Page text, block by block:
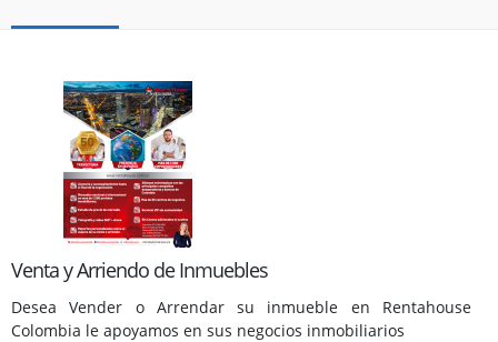
Venta y Arriendo de Inmuebles
Desea Vender o Arrendar su inmueble en Rentahouse
Colombia le apoyamos en sus negocios inmobiliarios